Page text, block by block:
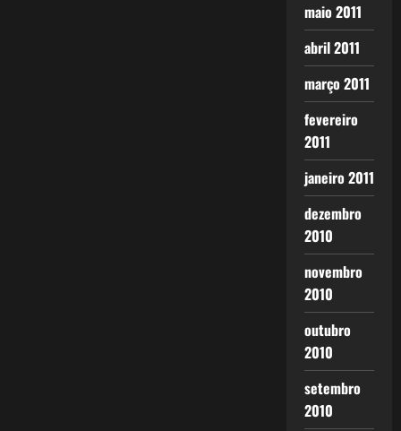
maio 2011
abril 2011
março 2011
fevereiro
2011
janeiro 2011
dezembro
2010
novembro
2010
outubro
2010
setembro
2010